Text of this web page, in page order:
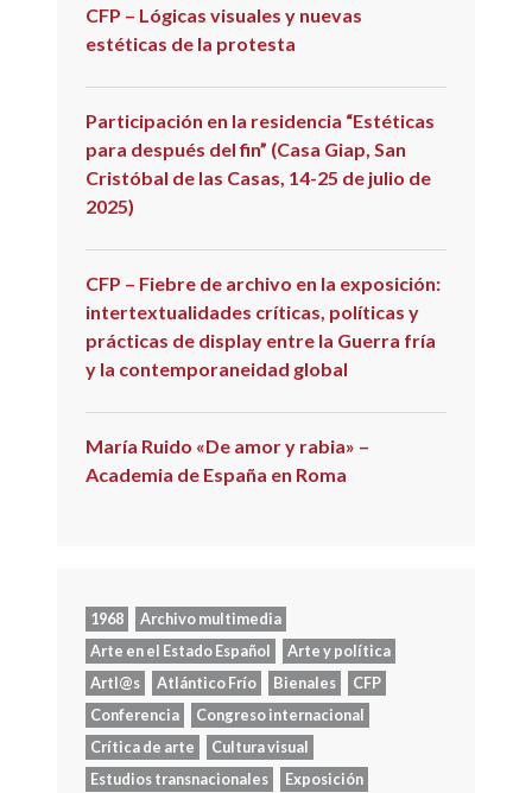
CFP – Lógicas visuales y nuevas
estéticas de la protesta
Participación en la residencia “Estéticas
para después del fin” (Casa Giap, San
Cristóbal de las Casas, 14-25 de julio de
2025)
CFP – Fiebre de archivo en la exposición:
intertextualidades críticas, políticas y
prácticas de display entre la Guerra fría
y la contemporaneidad global
María Ruido «De amor y rabia» –
Academia de España en Roma
1968
Archivo multimedia
Arte en el Estado Español
Arte y política
Artl@s
Atlántico Frío Bienales
CFP
Conferencia
Congreso internacional
Crítica de arte
Cultura visual
Estudios transnacionales
Exposición